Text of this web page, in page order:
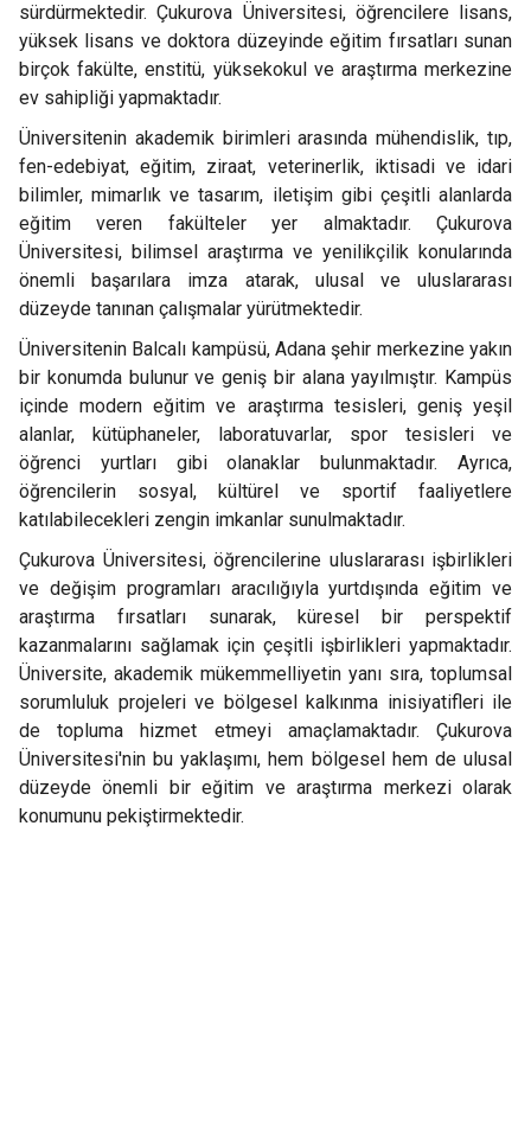
sürdürmektedir. Çukurova Üniversitesi, öğrencilere lisans,
yüksek lisans ve doktora düzeyinde eğitim fırsatları sunan
birçok fakülte, enstitü, yüksekokul ve araştırma merkezine
ev sahipliği yapmaktadır.
Üniversitenin akademik birimleri arasında mühendislik, tıp,
fen-edebiyat, eğitim, ziraat, veterinerlik, iktisadi ve idari
bilimler, mimarlık ve tasarım, iletişim gibi çeşitli alanlarda
eğitim veren fakülteler yer almaktadır. Çukurova
Üniversitesi, bilimsel araştırma ve yenilikçilik konularında
önemli başarılara imza atarak, ulusal ve uluslararası
düzeyde tanınan çalışmalar yürütmektedir.
Üniversitenin Balcalı kampüsü, Adana şehir merkezine yakın
bir konumda bulunur ve geniş bir alana yayılmıştır. Kampüs
içinde modern eğitim ve araştırma tesisleri, geniş yeşil
alanlar, kütüphaneler, laboratuvarlar, spor tesisleri ve
öğrenci yurtları gibi olanaklar bulunmaktadır. Ayrıca,
öğrencilerin sosyal, kültürel ve sportif faaliyetlere
katılabilecekleri zengin imkanlar sunulmaktadır.
Çukurova Üniversitesi, öğrencilerine uluslararası işbirlikleri
ve değişim programları aracılığıyla yurtdışında eğitim ve
araştırma fırsatları sunarak, küresel bir perspektif
kazanmalarını sağlamak için çeşitli işbirlikleri yapmaktadır.
Üniversite, akademik mükemmelliyetin yanı sıra, toplumsal
sorumluluk projeleri ve bölgesel kalkınma inisiyatifleri ile
de topluma hizmet etmeyi amaçlamaktadır. Çukurova
Üniversitesi'nin bu yaklaşımı, hem bölgesel hem de ulusal
düzeyde önemli bir eğitim ve araştırma merkezi olarak
konumunu pekiştirmektedir.